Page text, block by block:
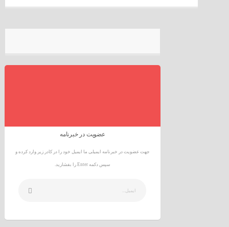
عضویت در خبرنامه
جهت عضویت در خبرنامه ایمیلی ما ایمیل خود را در کادر زیر وارد کرده و
سپس دکمه Enter را بفشارید.